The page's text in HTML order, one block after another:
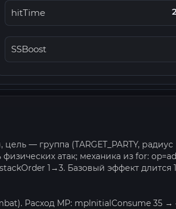
hitTime
SSBoost
— группа (TARGET_PARTY, радиус
атак; механика из for:
1→3. Базовый эффект длится
Расход MP: mpInitialConsume 35 →